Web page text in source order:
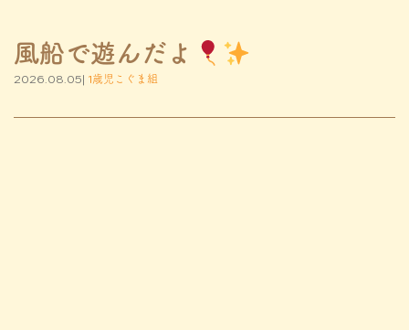
風船で遊んだよ
2026.08.05| 1歳児こぐま組